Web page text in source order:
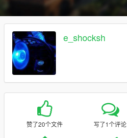
e_shocksh
赞了20个文件 写了1个评论